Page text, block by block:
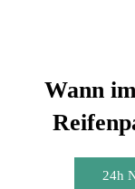
Wann
24h